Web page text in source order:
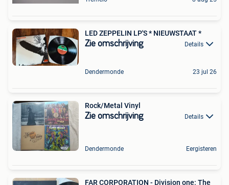
LED ZEPPELIN LP'S * NIEUWSTAAT *
Zie omschrijving Details
Dendermonde 23 jul 26
Rock/Metal Vinyl
Zie omschrijving Details
Dendermonde Eergisteren
FAR CORPORATION - Division one: The